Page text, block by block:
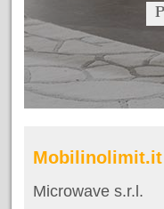
Mobilinolimit.it
Microwave s.r.l.